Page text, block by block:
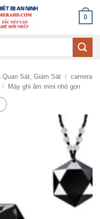
0
Quan Sát, Giám Sát / camera
/ Máy ghi âm mini nhỏ gọn